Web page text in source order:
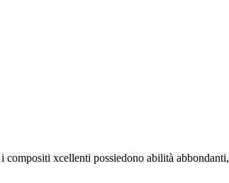
xcellenti possiedono abilità abbondanti,